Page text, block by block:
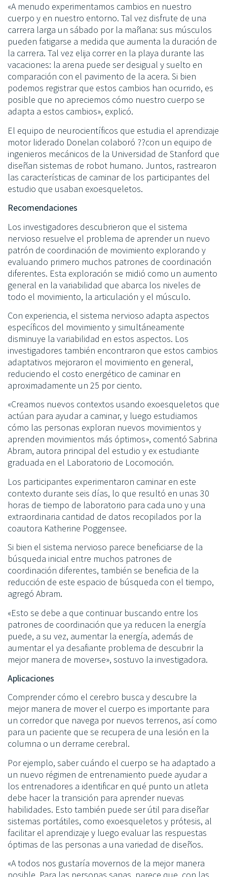
«A menudo experimentamos cambios en nuestro
cuerpo y en nuestro entorno. Tal vez disfrute de una
carrera larga un sábado por la mañana: sus músculos
pueden fatigarse a medida que aumenta la duración de
la carrera. Tal vez elija correr en la playa durante las
vacaciones: la arena puede ser desigual y suelto en
comparación con el pavimento de la acera. Si bien
podemos registrar que estos cambios han ocurrido, es
posible que no apreciemos cómo nuestro cuerpo se
adapta a estos cambios», explicó.
El equipo de neurocientíficos que estudia el aprendizaje
motor liderado Donelan colaboró ??con un equipo de
ingenieros mecánicos de la Universidad de Stanford que
diseñan sistemas de robot humano. Juntos, rastrearon
las características de caminar de los participantes del
estudio que usaban exoesqueletos.
Recomendaciones
Los investigadores descubrieron que el sistema
nervioso resuelve el problema de aprender un nuevo
patrón de coordinación de movimiento explorando y
evaluando primero muchos patrones de coordinación
diferentes. Esta exploración se midió como un aumento
general en la variabilidad que abarca los niveles de
todo el movimiento, la articulación y el músculo.
Con experiencia, el sistema nervioso adapta aspectos
específicos del movimiento y simultáneamente
disminuye la variabilidad en estos aspectos. Los
investigadores también encontraron que estos cambios
adaptativos mejoraron el movimiento en general,
reduciendo el costo energético de caminar en
aproximadamente un 25 por ciento.
«Creamos nuevos contextos usando exoesqueletos que
actúan para ayudar a caminar, y luego estudiamos
cómo las personas exploran nuevos movimientos y
aprenden movimientos más óptimos», comentó Sabrina
Abram, autora principal del estudio y ex estudiante
graduada en el Laboratorio de Locomoción.
Los participantes experimentaron caminar en este
contexto durante seis días, lo que resultó en unas 30
horas de tiempo de laboratorio para cada uno y una
extraordinaria cantidad de datos recopilados por la
coautora Katherine Poggensee.
Si bien el sistema nervioso parece beneficiarse de la
búsqueda inicial entre muchos patrones de
coordinación diferentes, también se beneficia de la
reducción de este espacio de búsqueda con el tiempo,
agregó Abram.
«Esto se debe a que continuar buscando entre los
patrones de coordinación que ya reducen la energía
puede, a su vez, aumentar la energía, además de
aumentar el ya desafiante problema de descubrir la
mejor manera de moverse», sostuvo la investigadora.
Aplicaciones
Comprender cómo el cerebro busca y descubre la
mejor manera de mover el cuerpo es importante para
un corredor que navega por nuevos terrenos, así como
para un paciente que se recupera de una lesión en la
columna o un derrame cerebral.
Por ejemplo, saber cuándo el cuerpo se ha adaptado a
un nuevo régimen de entrenamiento puede ayudar a
los entrenadores a identificar en qué punto un atleta
debe hacer la transición para aprender nuevas
habilidades. Esto también puede ser útil para diseñar
sistemas portátiles, como exoesqueletos y prótesis, al
facilitar el aprendizaje y luego evaluar las respuestas
óptimas de las personas a una variedad de diseños.
«A todos nos gustaría movernos de la mejor manera